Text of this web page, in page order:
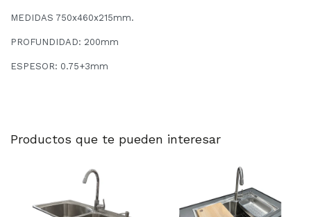
MEDIDAS 750x460x215mm.
PROFUNDIDAD: 200mm
ESPESOR: 0.75+3mm
Productos que te pueden interesar